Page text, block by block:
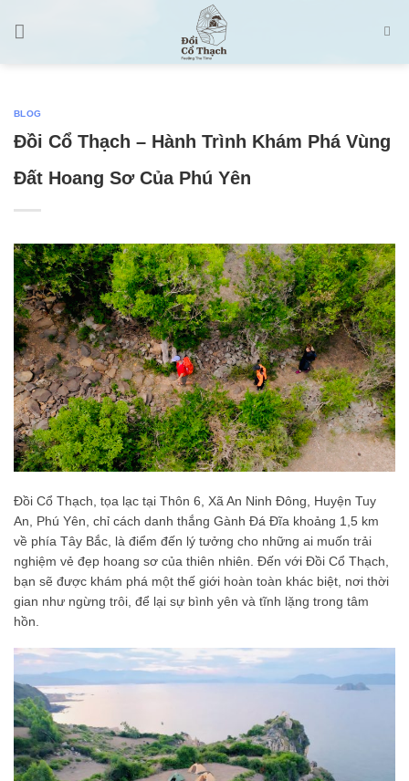
BLOG
Đồi Cổ Thạch – Hành Trình Khám Phá Vùng
Đất Hoang Sơ Của Phú Yên
Đồi Cổ Thạch, tọa lạc tại Thôn 6, Xã An Ninh Đông, Huyện Tuy
An, Phú Yên, chỉ cách danh thắng Gành Đá Đĩa khoảng 1,5 km
về phía Tây Bắc, là điểm đến lý tưởng cho những ai muốn trải
nghiệm vẻ đẹp hoang sơ của thiên nhiên. Đến với Đồi Cổ Thạch,
bạn sẽ được khám phá một thế giới hoàn toàn khác biệt, nơi thời
gian như ngừng trôi, để lại sự bình yên và tĩnh lặng trong tâm
hồn.